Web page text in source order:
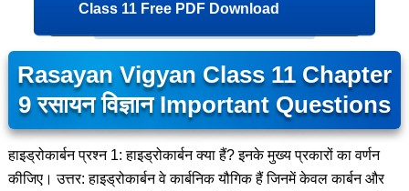
Class 11 Free PDF Download
Rasayan Vigyan Class 11 Chapter
9 रसायन विज्ञान Important Questions
हाइड्रोकार्बन प्रश्न 1: हाइड्रोकार्बन क्या हैं? इनके मुख्य प्रकारों का वर्णन
कीजिए। उत्तर: हाइड्रोकार्बन वे कार्बनिक यौगिक हैं जिनमें केवल कार्बन और